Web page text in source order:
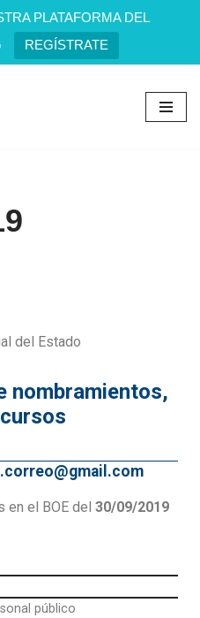
PLATAFORMA DEL
REGÍSTRATE
del Estado
nombramientos,
el BOE del 30/09/2019
público